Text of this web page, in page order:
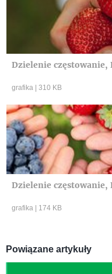
Dzielenie
grafika 310 KB
Dzielenie
grafika 174 KB
Powiązane artykuły